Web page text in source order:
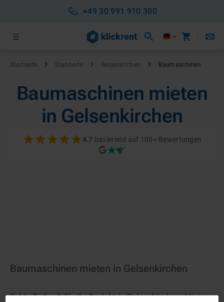
+49 30 991 910 300
Startseite Standorte Gelsenkirchen Baumaschinen
Baumaschinen mieten
in Gelsenkirchen
4.7 basierend auf 100+ Bewertungen
Baumaschinen mieten in Gelsenkirchen
Echte Tatkraft für Ihr Projekt in Gelsenkirchen.Mieten